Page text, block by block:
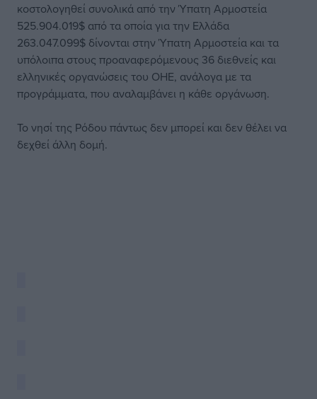
κοστολογηθεί συνολικά από την Ύπατη Αρμοστεία
525.904.019$ από τα οποία για την Ελλάδα
263.047.099$ δίνονται στην Ύπατη Αρμοστεία και τα
υπόλοιπα στους προαναφερόμενους 36 διεθνείς και
ελληνικές οργανώσεις του ΟΗΕ, ανάλογα με τα
προγράμματα, που αναλαμβάνει η κάθε οργάνωση.
Το νησί της Ρόδου πάντως δεν μπορεί και δεν θέλει να
δεχθεί άλλη δομή.